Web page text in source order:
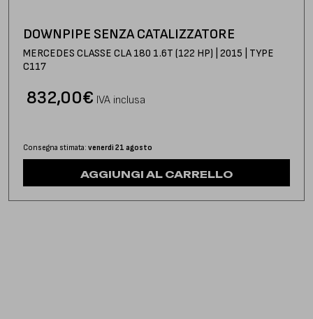
DOWNPIPE SENZA CATALIZZATORE
MERCEDES CLASSE CLA 180 1.6T (122 HP) | 2015 | TYPE
C117
€
832,00 IVA inclusa
Consegna stimata: venerdì 21 agosto
AGGIUNGI AL CARRELLO